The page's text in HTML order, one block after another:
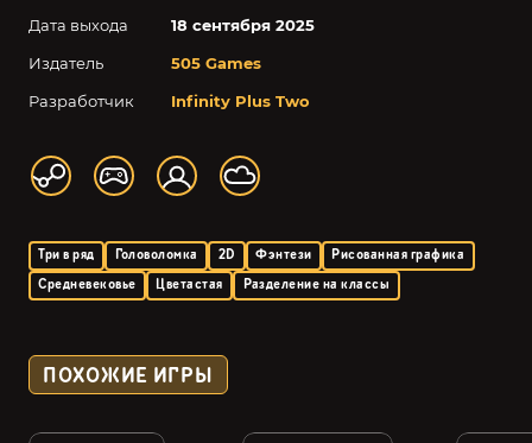
Дата выхода
18 сентября 2025
Издатель
505 Games
Разработчик
Infinity Plus Two
Три в ряд Головоломка 2D Фэнтези
Рисованная графика
Средневековье
Цветастая Разделение на классы
ПОХОЖИЕ ИГРЫ